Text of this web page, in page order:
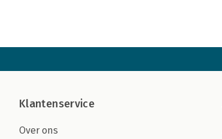
Klantenservice
Over ons